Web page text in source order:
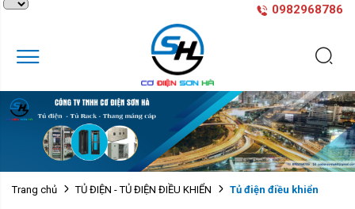
0982968786
Trang chủ TỦ ĐIỆN - TỦ ĐIỆN ĐIỀU KHIỂN Tủ điện điều khiển